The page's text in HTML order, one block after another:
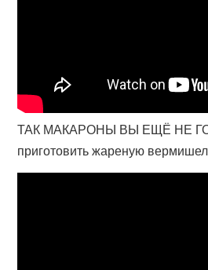
ТАК МАКАРОНЫ ВЫ ЕЩЁ НЕ
приготовить жареную